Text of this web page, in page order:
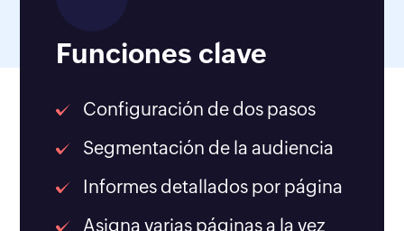
Funciones clave
Configuración de dos pasos
Segmentación de la audiencia
Informes detallados por página
Asigna varias páginas a la vez